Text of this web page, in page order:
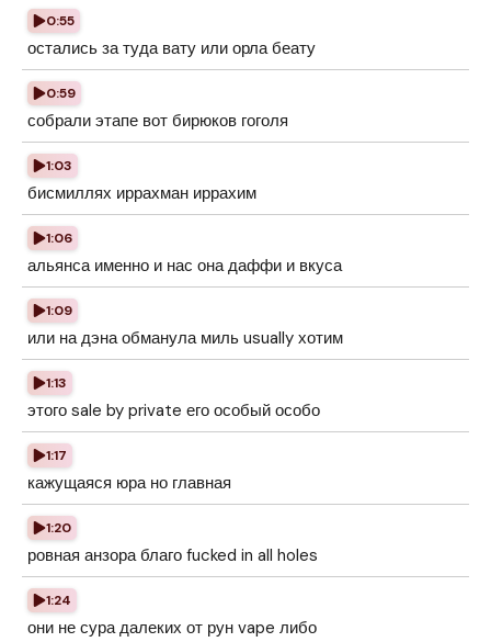
0:55
остались за туда вату или орла беату
0:59
собрали этапе вот бирюков гоголя
1:03
бисмиллях иррахман иррахим
1:06
альянса именно и нас она даффи и вкуса
1:09
или на дэна обманула миль usually хотим
1:13
этого sale by private его особый особо
1:17
кажущаяся юра но главная
1:20
ровная анзора благо fucked in all holes
1:24
они не сура далеких от рун vape либо